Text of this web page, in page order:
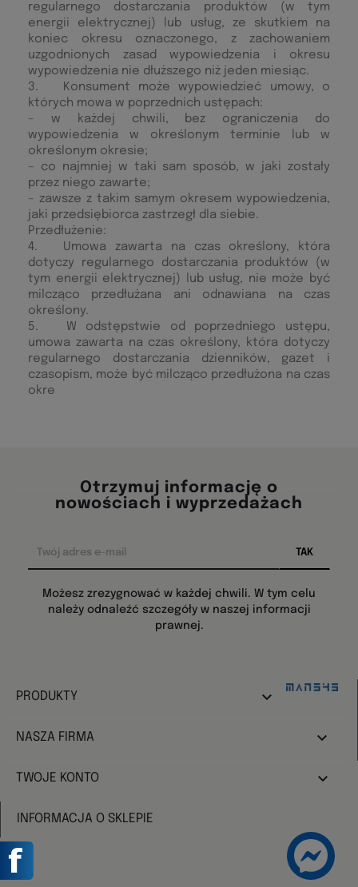
regularnego dostarczania produktów (w tym
energii elektrycznej) lub usług, ze skutkiem na
koniec okresu oznaczonego, z zachowaniem
uzgodnionych zasad wypowiedzenia i okresu
wypowiedzenia nie dłuższego niż jeden miesiąc.
3. Konsument może wypowiedzieć umowy, o
których mowa w poprzednich ustępach:
– w każdej chwili, bez ograniczenia do
wypowiedzenia w określonym terminie lub w
określonym okresie;
– co najmniej w taki sam sposób, w jaki zostały
przez niego zawarte;
– zawsze z takim samym okresem wypowiedzenia,
jaki przedsiębiorca zastrzegł dla siebie.
Przedłużenie:
4. Umowa zawarta na czas określony, która
dotyczy regularnego dostarczania produktów (w
tym energii elektrycznej) lub usług, nie może być
milcząco przedłużana ani odnawiana na czas
określony.
5. W odstępstwie od poprzedniego ustępu,
umowa zawarta na czas określony, która dotyczy
regularnego dostarczania dzienników, gazet i
czasopism, może być milcząco przedłużona na czas
okre
Otrzymuj informację o
nowościach i wyprzedażach
Możesz zrezygnować w każdej chwili. W tym celu
należy odnaleźć szczegóły w naszej informacji
prawnej.
PRODUKTY 
NASZA FIRMA 
TWOJE KONTO 
INFORMACJA O SKLEPIE